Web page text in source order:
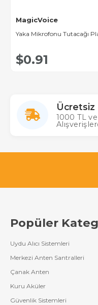
MagicVoice
Yaka Mikrofonu Tutacağı
$0.91
Ücretsiz
1000 TL
Popüler
Uydu Alıcı Sistemleri
Merkezi Anten Santralleri
Çanak Anten
Kuru Aküler
Güvenlik Sistemleri